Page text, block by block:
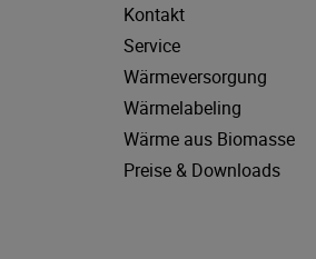
Kontakt
Service
Wärmeversorgung
Wärmelabeling
Wärme aus Biomasse
Preise & Downloads